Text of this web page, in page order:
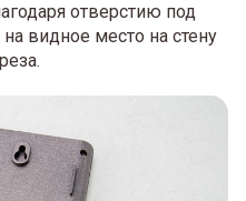
отверстию под
видное место на стену